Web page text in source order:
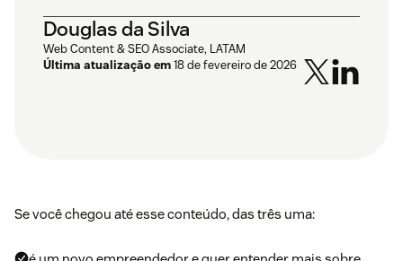
Douglas da Silva
Web Content & SEO Associate, LATAM
Última atualização em18 de fevereiro de 2026
Se você chegou até esse conteúdo, das três uma: